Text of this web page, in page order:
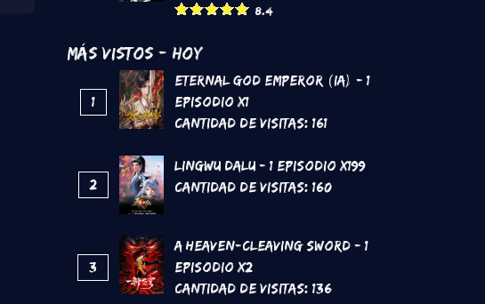
8.4
Más Vistos - Hoy
1
Eternal God Emperor (IA) - 1
Episodio x1
Cantidad de Visitas: 161
2
Lingwu Dalu - 1 Episodio x199
Cantidad de Visitas: 160
3
A Heaven-Cleaving Sword - 1
Episodio x2
Cantidad de Visitas: 136